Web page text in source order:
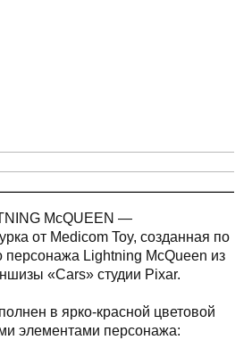
McQUEEN —
от Medicom Toy, созданная по
персонажа Lightning McQueen из
«Cars» студии Pixar.
в ярко-красной цветовой
элементами персонажа: